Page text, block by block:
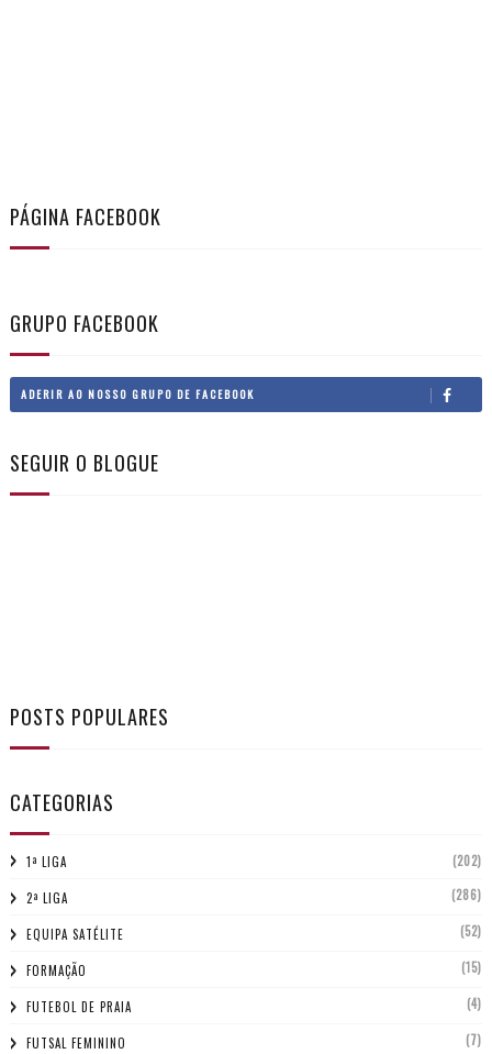
PÁGINA FACEBOOK
GRUPO FACEBOOK
ADERIR AO NOSSO GRUPO DE FACEBOOK
SEGUIR O BLOGUE
POSTS POPULARES
CATEGORIAS
1ª LIGA (202)
2ª LIGA (286)
EQUIPA SATÉLITE (52)
FORMAÇÃO (15)
FUTEBOL DE PRAIA (4)
FUTSAL FEMININO (7)